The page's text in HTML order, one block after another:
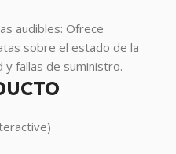
audibles: Ofrece
sobre el estado de la
fallas de suministro.